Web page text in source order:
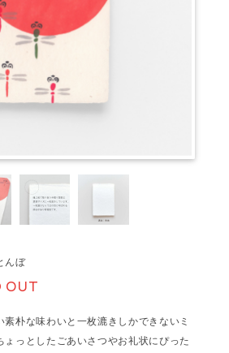
んぼ
OUT
朴な味わいと一枚漉きしかできないミ
ょっとしたごあいさつやお礼状にぴった